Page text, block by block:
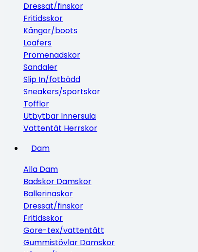
Dressat/finskor
Fritidsskor
Kängor/boots
Loafers
Promenadskor
Sandaler
Slip In/fotbädd
Sneakers/sportskor
Tofflor
Utbytbar Innersula
Vattentät Herrskor
Dam
Alla Dam
Badskor Damskor
Ballerinaskor
Dressat/finskor
Fritidsskor
Gore-tex/vattentätt
Gummistövlar Damskor